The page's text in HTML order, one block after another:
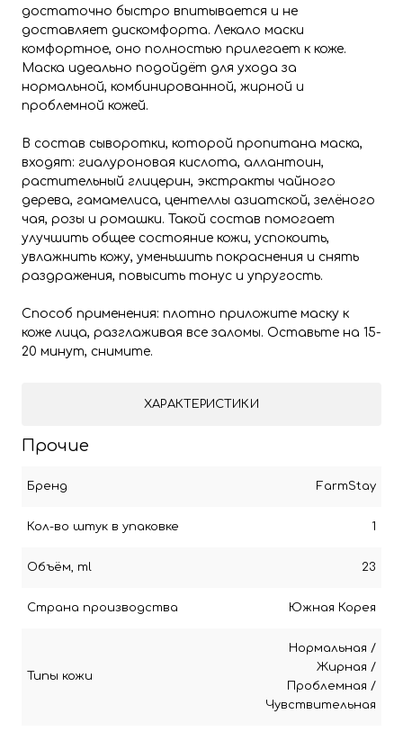
достаточно быстро впитывается и не
доставляет дискомфорта. Лекало маски
комфортное, оно полностью прилегает к коже.
Маска идеально подойдёт для ухода за
нормальной, комбинированной, жирной и
проблемной кожей.
В состав сыворотки, которой пропитана маска,
входят: гиалуроновая кислота, аллантоин,
растительный глицерин, экстракты чайного
дерева, гамамелиса, центеллы азиатской, зелёного
чая, розы и ромашки. Такой состав помогает
улучшить общее состояние кожи, успокоить,
увлажнить кожу, уменьшить покраснения и снять
раздражения, повысить тонус и упругость.
Способ применения: плотно приложите маску к
коже лица, разглаживая все заломы. Оставьте на 15-
20 минут, снимите.
ХАРАКТЕРИСТИКИ
Прочие
Бренд FarmStay
Кол-во штук в упаковке 1
Объём, ml 23
Страна производства Южная Корея
Типы кожи
Нормальная /
Жирная /
Проблемная /
Чувствительная